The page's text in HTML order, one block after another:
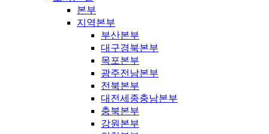
본부
지역본부
부산본부
대구경북본부
목포본부
광주전남본부
전북본부
대전세종충남본부
충북본부
강원본부